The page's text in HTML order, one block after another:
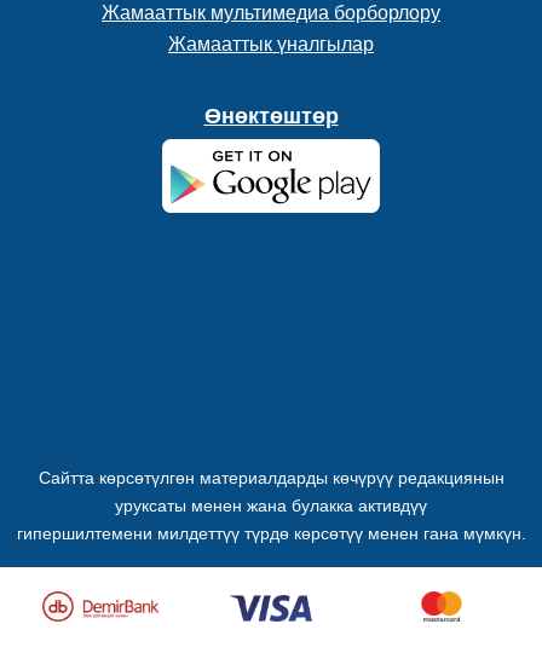
Жамааттык мультимедиа борборлору
Жамааттык үналгылар
Өнөктөштөр
Сайтта көрсөтүлгөн материалдарды көчүрүү редакциянын
уруксаты менен жана булакка активдүү
гипершилтемени милдеттүү түрдө көрсөтүү менен гана мүмкүн.